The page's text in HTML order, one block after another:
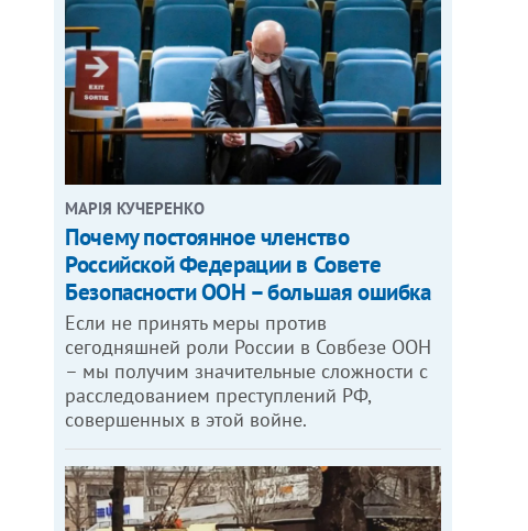
МАРІЯ КУЧЕРЕНКО
​Почему постоянное членство
Российской Федерации в Совете
Безопасности ООН – большая ошибка
Если не принять меры против
сегодняшней роли России в Совбезе ООН
– мы получим значительные сложности с
расследованием преступлений РФ,
совершенных в этой войне.